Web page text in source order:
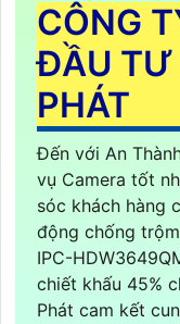
CÔNG
ĐẦU TƯ
PHÁT
Đến với An
vụ Camera tốt
sóc khách hàng
động chống
IPC-
chiết khấu 45%
Phát cam kết